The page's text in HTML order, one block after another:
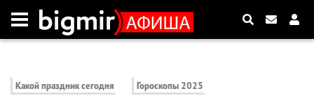
Какой праздник сегодня Гороскопы 2025